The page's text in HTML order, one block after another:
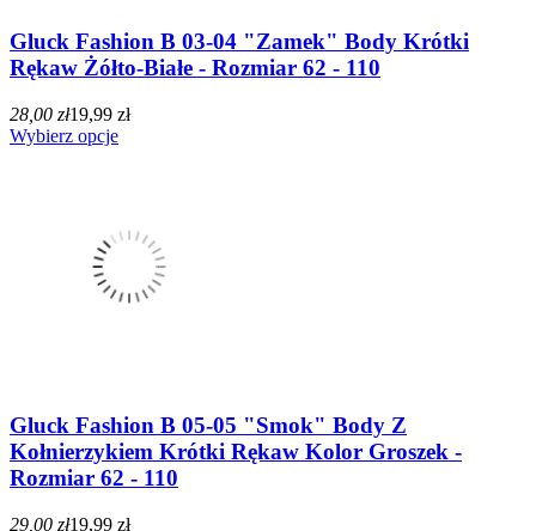
Gluck Fashion B 03-04 "Zamek" Body Krótki
Rękaw Żółto-Białe - Rozmiar 62 - 110
28,00 zł19,99 zł
Wybierz opcje
Gluck Fashion B 05-05 "Smok" Body Z
Kołnierzykiem Krótki Rękaw Kolor Groszek -
Rozmiar 62 - 110
29,00 zł19,99 zł